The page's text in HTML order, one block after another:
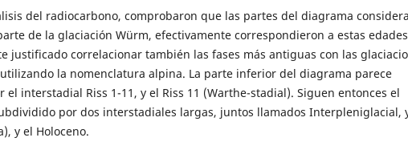
del radiocarbono, comprobaron que las partes del diagrama
de la glaciación Würm, efectivamente correspondieron a estas
justificado correlacionar también las fases más antiguas con las
la nomenclatura alpina. La parte inferior del diagrama parece
interstadial Riss 1-11, y el Riss 11 (Warthe-stadial). Siguen entonces el
por dos interstadiales largas, juntos llamados Interpleniglacial,
y el Holoceno.